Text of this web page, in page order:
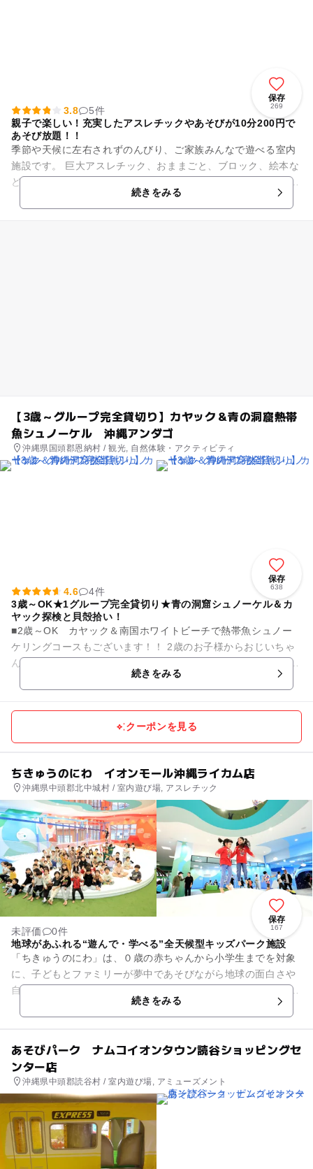
保存
269
3.8
5件
親子で楽しい！充実したアスレチックやあそびが10分200円で
あそび放題！！
季節や天候に左右されずのんびり、ご家族みんなで遊べる室内
施設です。 巨大アスレチック、おままごと、ブロック、絵本な
ど子供だけでなく親子でお楽しみいただける施設です。 時間内
続きをみる
【3歳～グループ完全貸切り】カヤック＆青の洞窟熱帯
魚シュノーケル 沖縄アンダゴ
沖縄県国頭郡恩納村 / 観光, 自然体験・アクティビティ
保存
638
4.6
4件
3歳～OK★1グループ完全貸切り★青の洞窟シュノーケル＆カ
ヤック探検と貝殻拾い！
■2歳～OK カヤック＆南国ホワイトビーチで熱帯魚シュノー
ケリングコースもございます！！ 2歳のお子様からおじいちゃ
んおばあちゃん、ご家族皆様で楽しめるプランです。 ※２歳以
続きをみる
クーポンを見る
ちきゅうのにわ イオンモール沖縄ライカム店
沖縄県中頭郡北中城村 / 室内遊び場, アスレチック
保存
167
未評価
0件
地球があふれる“遊んで・学べる”全天候型キッズパーク施設
「ちきゅうのにわ」は、０歳の赤ちゃんから小学生までを対象
に、子どもとファミリーが夢中であそびながら地球の面白さや
自然の大切さが学べるプレイグラウンドです。 「火山」「海と
風」「森」など自然をモ...続きをみる
あそびパーク ナムコイオンタウン読谷ショッピングセ
ンター店
沖縄県中頭郡読谷村 / 室内遊び場, アミューズメント